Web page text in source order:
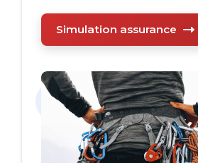
Simulation assurance